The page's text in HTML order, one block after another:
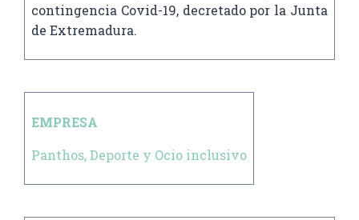
contingencia Covid-19, decretado por la Junta
de Extremadura.
EMPRESA
Panthos, Deporte y Ocio inclusivo